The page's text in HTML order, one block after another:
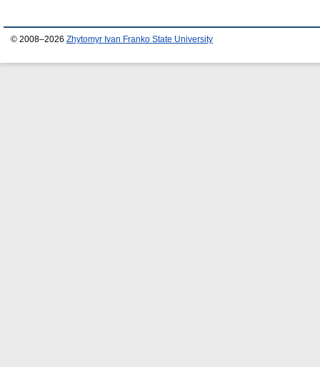
© 2008–2026 Zhytomyr Ivan Franko State University